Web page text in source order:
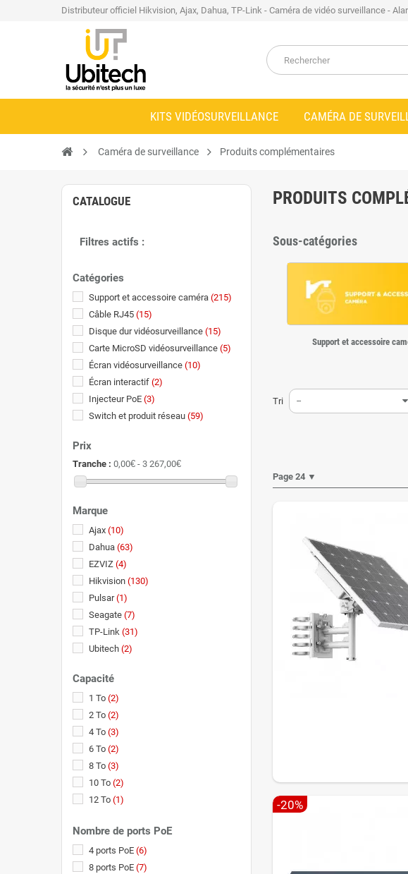
Distributeur officiel Hikvision, Ajax, Dahua, TP-Link - Caméra de vidéo surveillance -
KITS VIDÉOSURVEILLANCE CAMÉRA DE
Caméra de surveillance Produits complémentaires
PRODUITS
Sous-catégories
Support et accessoire
Tri --
Page 24 ▼
-20%
CATALOGUE
Filtres actifs :
Catégories
Support et accessoire caméra (215)
Câble RJ45 (15)
Disque dur vidéosurveillance (15)
Carte MicroSD vidéosurveillance (5)
Écran vidéosurveillance (10)
Écran interactif (2)
Injecteur PoE (3)
Switch et produit réseau (59)
Routeur 4G
Pont Wi-Fi(4)
Accessoires vidéosurveillance(96)
VMS - Logiciel de gestion
vidéosurveillance
Prix
Tranche : 0,00€ - 3 267,00€
Marque
Ajax (10)
Dahua (63)
EZVIZ (4)
Hikvision (130)
Pulsar(1)
Seagate (7)
TP-Link (31)
Ubitech (2)
Capacité
1 To (2)
2 To (2)
4 To (3)
6 To (2)
8 To (3)
10 To (2)
12 To (1)
Nombre de ports PoE
4 ports PoE (6)
8 ports PoE (7)